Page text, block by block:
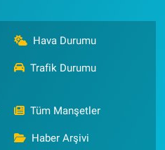
Hava Durumu
Trafik Durumu
Tüm Manşetler
Haber Arşivi